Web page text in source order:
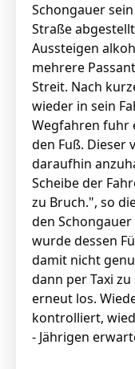
Schongauer
Straße
Aussteigen
mehrere
Streit. Nach
wieder in sein
Wegfahren fuhr
den Fuß. Dieser
daraufhin
Scheibe der
zu Bruch.", so
den
wurde dessen
damit nicht
dann per Taxi
erneut los.
kontrolliert,
- Jährigen